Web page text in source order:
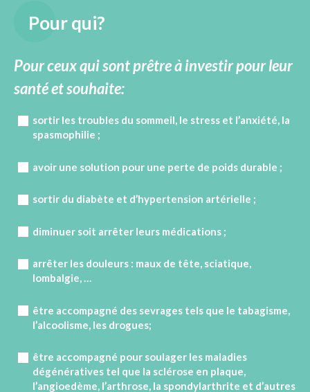
Pour qui?
Pour ceux qui sont prêtre à investir pour leur
santé et souhaite:
sortir les troubles du sommeil, le stress et l’anxiété, la
spasmophilie ;
avoir une solution pour une perte de poids durable ;
sortir du diabète et d’hypertension artérielle ;
diminuer soit arrêter leurs médications ;
arrêter les douleurs : maux de tête, sciatique,
lombalgie, …
être accompagné des sevrages tels que le tabagisme,
l’alcoolisme, les drogues;
être accompagné pour soulager les maladies
dégénératives tel que la sclérose en plaque,
l’angioedème, l’arthrose, la spondylarthrite et d’autres